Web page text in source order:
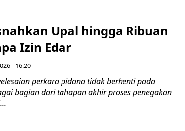
Upal hingga Ribuan
Izin Edar
- 16:20
perkara pidana tidak berhenti pada
bagian dari tahapan akhir proses penegakan